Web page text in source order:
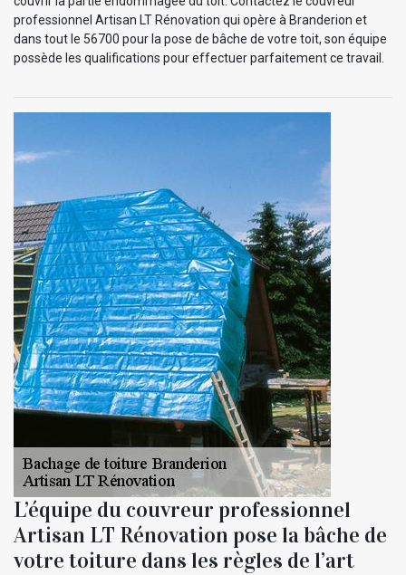
professionnel Artisan LT Rénovation qui opère à Branderion et
dans tout le 56700 pour la pose de bâche de votre toit, son équipe
possède les qualifications pour effectuer parfaitement ce travail.
L’équipe du couvreur professionnel
Artisan LT Rénovation pose la bâche de
votre toiture dans les règles de l’art